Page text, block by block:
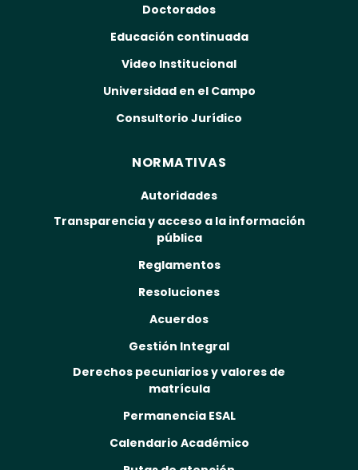
Doctorados
Educación continuada
Video Institucional
Universidad en el Campo
Consultorio Jurídico
NORMATIVAS
Autoridades
Transparencia y acceso a la información
pública
Reglamentos
Resoluciones
Acuerdos
Gestión Integral
Derechos pecuniarios y valores de
matrícula
Permanencia ESAL
Calendario Académico